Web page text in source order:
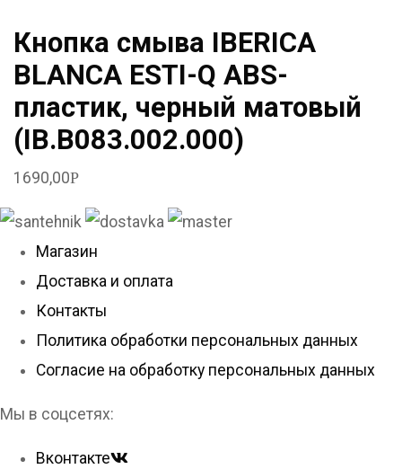
Кнопка смыва IBERICA
BLANCA ESTI-Q ABS-
пластик, черный матовый
(IB.B083.002.000)
1690,00Р
Магазин
Доставка и оплата
Контакты
Политика обработки персональных данных
Согласие на обработку персональных данных
Мы в соцсетях:
Вконтакте